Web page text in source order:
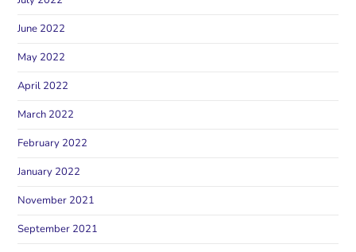
June 2022
May 2022
April 2022
March 2022
February 2022
January 2022
November 2021
September 2021